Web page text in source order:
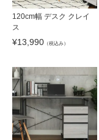
120cm幅 デスク クレイ
ス
¥13,990 （税込み）